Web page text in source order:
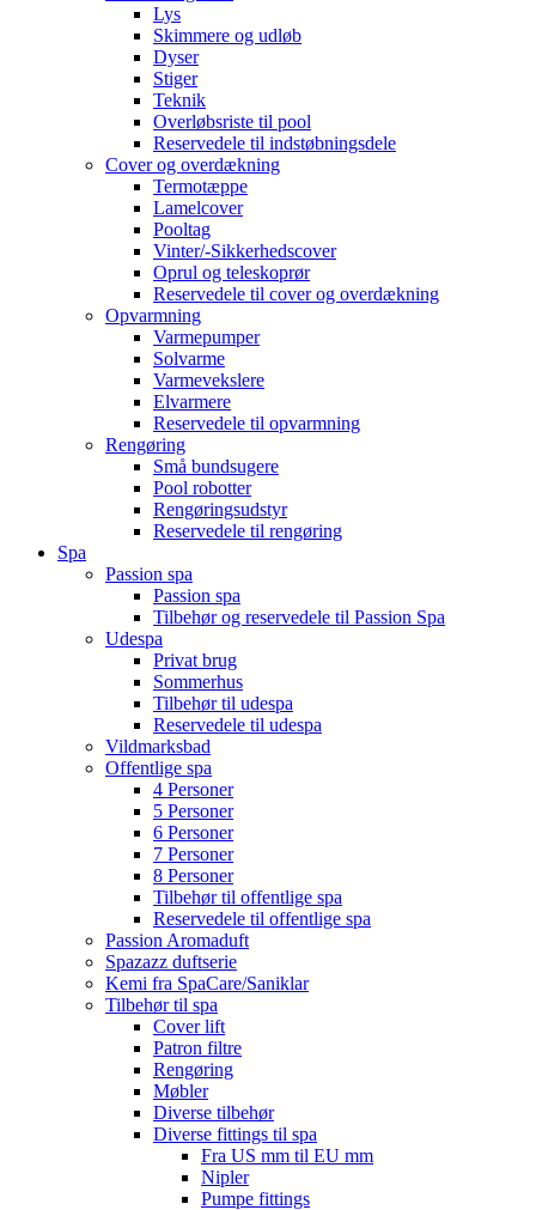
Lys
Skimmere og udløb
Dyser
Stiger
Teknik
Overløbsriste til pool
Reservedele til indstøbningsdele
Cover og overdækning
Termotæppe
Lamelcover
Pooltag
Vinter/-Sikkerhedscover
Oprul og teleskoprør
Reservedele til cover og overdækning
Opvarmning
Varmepumper
Solvarme
Varmevekslere
Elvarmere
Reservedele til opvarmning
Rengøring
Små bundsugere
Pool robotter
Rengøringsudstyr
Reservedele til rengøring
Spa
Passion spa
Passion spa
Tilbehør og reservedele til Passion Spa
Udespa
Privat brug
Sommerhus
Tilbehør til udespa
Reservedele til udespa
Vildmarksbad
Offentlige spa
4 Personer
5 Personer
6 Personer
7 Personer
8 Personer
Tilbehør til offentlige spa
Reservedele til offentlige spa
Passion Aromaduft
Spazazz duftserie
Kemi fra SpaCare/Saniklar
Tilbehør til spa
Cover lift
Patron filtre
Rengøring
Møbler
Diverse tilbehør
Diverse fittings til spa
Fra US mm til EU mm
Nipler
Pumpe fittings